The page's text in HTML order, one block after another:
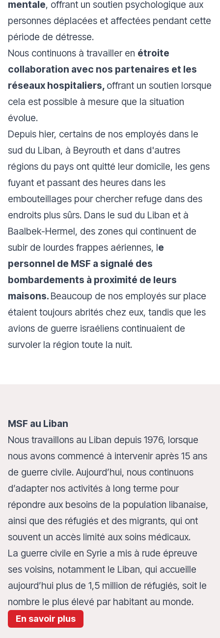
mentale, offrant un soutien psychologique aux
personnes déplacées et affectées pendant cette
période de détresse.
Nous continuons à travailler en étroite
collaboration avec nos partenaires et les
réseaux hospitaliers, offrant un soutien lorsque
cela est possible à mesure que la situation
évolue.
Depuis hier, certains de nos employés dans le
sud du Liban, à Beyrouth et dans d'autres
régions du pays ont quitté leur domicile, les gens
fuyant et passant des heures dans les
embouteillages pour chercher refuge dans des
endroits plus sûrs. Dans le sud du Liban et à
Baalbek-Hermel, des zones qui continuent de
subir de lourdes frappes aériennes, le
personnel de MSF a signalé des
bombardements à proximité de leurs
maisons. Beaucoup de nos employés sur place
étaient toujours abrités chez eux, tandis que les
avions de guerre israéliens continuaient de
survoler la région toute la nuit.
MSF au Liban
Nous travaillons au Liban depuis 1976, lorsque
nous avons commencé à intervenir après 15 ans
de guerre civile. Aujourd’hui, nous continuons
d’adapter nos activités à long terme pour
répondre aux besoins de la population libanaise,
ainsi que des réfugiés et des migrants, qui ont
souvent un accès limité aux soins médicaux.
La guerre civile en Syrie a mis à rude épreuve
ses voisins, notamment le Liban, qui accueille
aujourd’hui plus de 1,5 million de réfugiés, soit le
nombre le plus élevé par habitant au monde.
En savoir plus